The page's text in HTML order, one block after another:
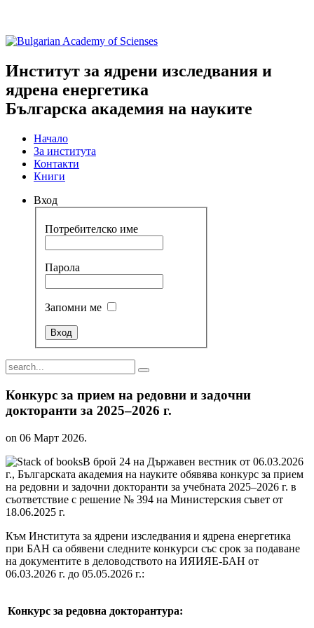
Институт за ядрени изследвания и
ядрена енергетика
Българска академия на науките
Начало
За института
Контакти
Книги
Вход
Потребителско име
Парола
Запомни ме
Конкурс за прием на редовни и задочни
докторанти за 2025–2026 г.
on 06 Март 2026.
В брой 24 на Държавен вестник от 06.03.2026
г., Българската академия на науките обявява конкурс за прием
на редовни и задочни докторанти за учебната 2025–2026 г. в
съответствие с решение № 394 на Министерския съвет от
18.06.2025 г.
Към Института за ядрени изследвания и ядрена енергетика
при БАН са обявени следните конкурси със срок за подаване
на документите в деловодството на ИЯИЯЕ-БАН от
06.03.2026 г. до 05.05.2026 г.:
Конкурс за редовна докторантура: